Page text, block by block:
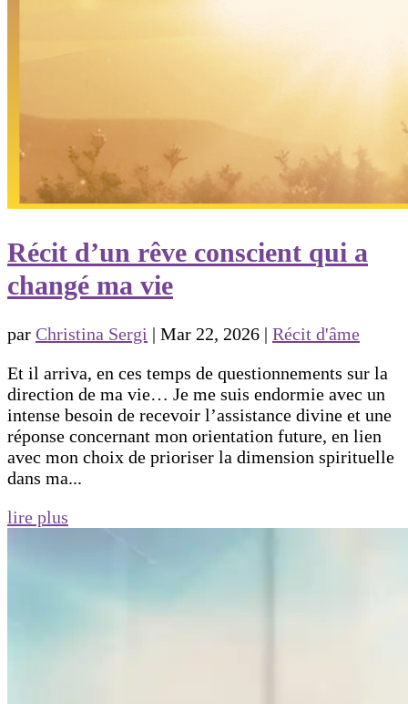
Récit d’un rêve conscient qui a
changé ma vie
par Christina Sergi | Mar 22, 2026 | Récit d'âme
Et il arriva, en ces temps de questionnements sur la
direction de ma vie… Je me suis endormie avec un
intense besoin de recevoir l’assistance divine et une
réponse concernant mon orientation future, en lien
avec mon choix de prioriser la dimension spirituelle
dans ma...
lire plus